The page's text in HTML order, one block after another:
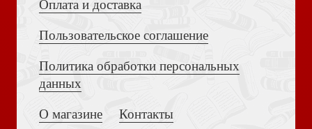
Наш любящий Бог
Толкование на Апокалипсис (Тихоний Африканский)
Оплата и доставка
Пользовательское соглашение
Политика обработки персональных
данных
О магазине
Контакты